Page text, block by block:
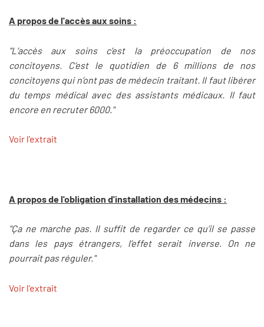
A propos de l'accès aux soins :
"L’accès aux soins c’est la préoccupation de nos
concitoyens. C’est le quotidien de 6 millions de nos
concitoyens qui n’ont pas de médecin traitant. Il faut libérer
du temps médical avec des assistants médicaux. Il faut
encore en recruter 6000."
Voir l'extrait
A propos de l'obligation d'installation des médecins :
"Ça ne marche pas. Il suffit de regarder ce qu’il se passe
dans les pays étrangers, l’effet serait inverse. On ne
pourrait pas réguler."
Voir l'extrait